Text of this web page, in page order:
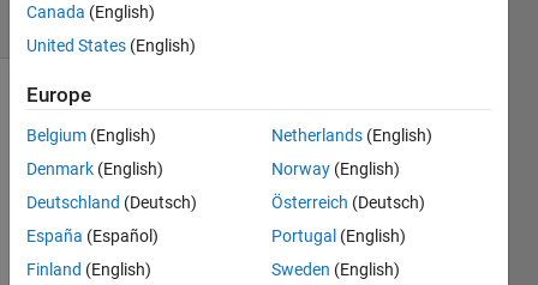
0 likes
Given
a
number
a
single
Canada (English)
United States (English)
Europe
Belgium (English)
Denmark (English)
Deutschland (Deutsch)
España (Español)
Finland (English)
Netherlands (English)
Norway (English)
Österreich (Deutsch)
Portugal (English)
Sweden (English)